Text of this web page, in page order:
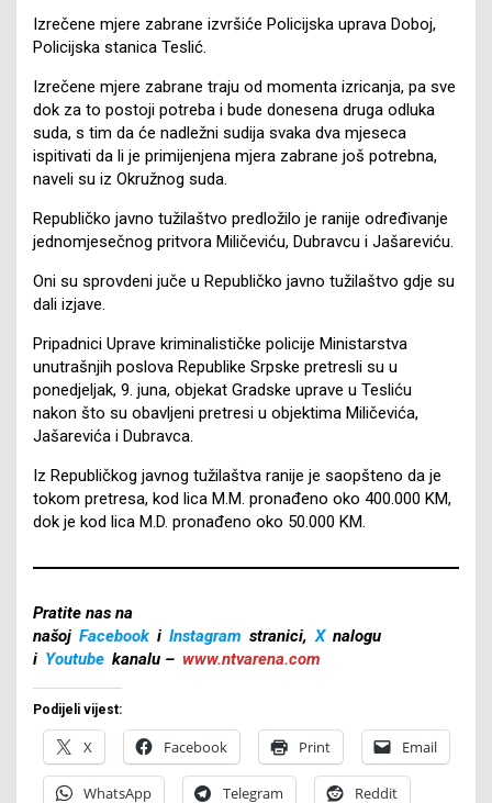
Izrečene mjere zabrane izvršiće Policijska uprava Doboj,
Policijska stanica Teslić.
Izrečene mjere zabrane traju od momenta izricanja, pa sve
dok za to postoji potreba i bude donesena druga odluka
suda, s tim da će nadležni sudija svaka dva mjeseca
ispitivati da li je primijenjena mjera zabrane još potrebna,
naveli su iz Okružnog suda.
Republičko javno tužilaštvo predložilo je ranije određivanje
jednomjesečnog pritvora Miličeviću, Dubravcu i Jašareviću.
Oni su sprovdeni juče u Republičko javno tužilaštvo gdje su
dali izjave.
Pripadnici Uprave kriminalističke policije Ministarstva
unutrašnjih poslova Republike Srpske pretresli su u
ponedjeljak, 9. juna, objekat Gradske uprave u Tesliću
nakon što su obavljeni pretresi u objektima Miličevića,
Jašarevića i Dubravca.
Iz Republičkog javnog tužilaštva ranije je saopšteno da je
tokom pretresa, kod lica M.M. pronađeno oko 400.000 KM,
dok je kod lica M.D. pronađeno oko 50.000 KM.
Pratite nas na
našoj Facebook i Instagram stranici, X nalogu
i Youtube kanalu – www.ntvarena.com
Podijeli vijest:
X Facebook Print Email
WhatsApp Telegram Reddit